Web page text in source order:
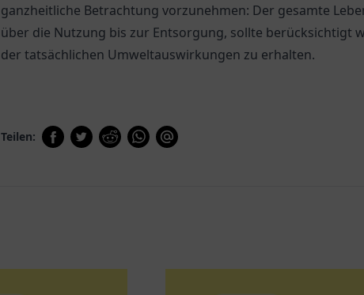
ganzheitliche Betrachtung vorzunehmen: Der gesamte
über die Nutzung bis zur Entsorgung, sollte berücksichtigt
der tatsächlichen Umweltauswirkungen zu erhalten.
Teilen: